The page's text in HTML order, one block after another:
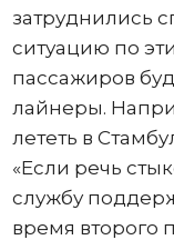
затруднились
ситуацию по
пассажиров
лайнеры.
лететь в
«Если речь
службу
время второго